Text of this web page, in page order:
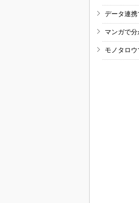
データ連
マンガで
モノタロ